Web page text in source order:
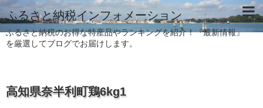
ふるさと納税インフォメーション
ふるさと納税のお得な特産品やランキングを紹介！『最新情報』
を厳選してブログでお届けします。
高知県奈半利町鶏6kg1